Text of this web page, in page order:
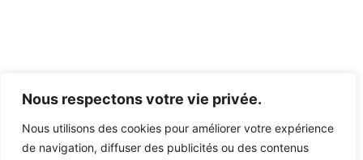
Nous respectons votre vie privée.
Nous utilisons des cookies pour améliorer votre expérience
de navigation, diffuser des publicités ou des contenus